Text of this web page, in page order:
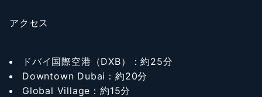
アクセス
ドバイ国際空港（DXB）：約25分
Downtown Dubai：約20分
Global Village：約15分